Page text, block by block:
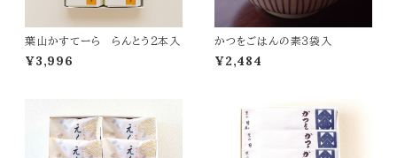
葉山かすてーら らんとう２本入
¥3,996
かつをごはんの素３袋入
¥2,484